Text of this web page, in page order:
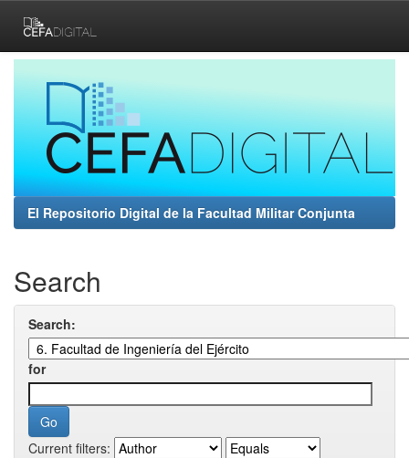
navigation
El Repositorio Digital de la Facultad Militar Conjunta
Search
Search:
for
Current filters: